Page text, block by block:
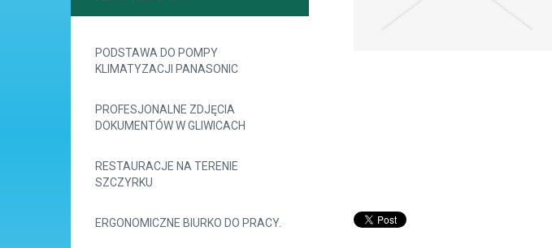
PODSTAWA DO POMPY
KLIMATYZACJI PANASONIC
PROFESJONALNE ZDJĘCIA
DOKUMENTÓW W GLIWICACH
RESTAURACJE NA TERENIE
SZCZYRKU
ERGONOMICZNE BIURKO DO PRACY.